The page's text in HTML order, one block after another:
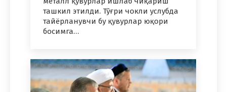
ташкил этилди. Тўғри чокли услубда
тайёрланувчи бу қувурлар юқори
босимга…